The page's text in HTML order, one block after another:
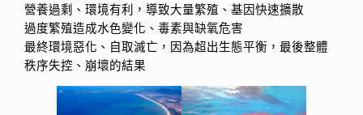
營養過剩、環境有利，導致大量繁殖、基因快速擴散
過度繁殖造成水色變化、毒素與缺氧危害
最終環境惡化、自取滅亡，因為超出生態平衡，最後整體
秩序失控、崩壞的結果